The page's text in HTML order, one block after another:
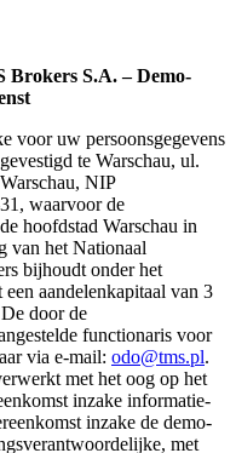
S.A. – Demo-
voor uw persoonsgegevens
te Warschau, ul.
NIP
waarvoor de
hoofdstad Warschau in
van het Nationaal
bijhoudt onder het
aandelenkapitaal van 3
door de
functionaris voor
via e-mail: odo@tms.pl.
met het oog op het
inzake informatie-
inzake de demo-
met